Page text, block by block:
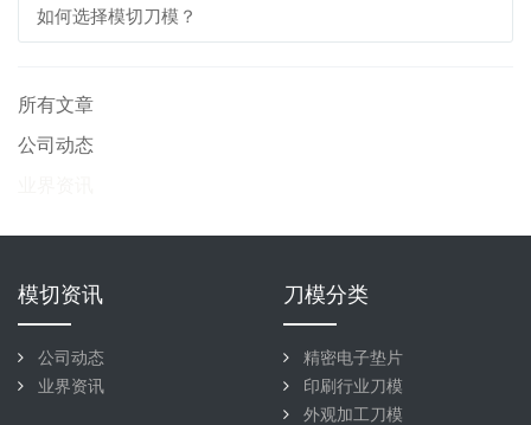
如何选择模切刀模？
所有文章
公司动态
模切资讯
公司动态
业界资讯
刀模分类
精密电子垫片
印刷行业刀模
外观加工刀模